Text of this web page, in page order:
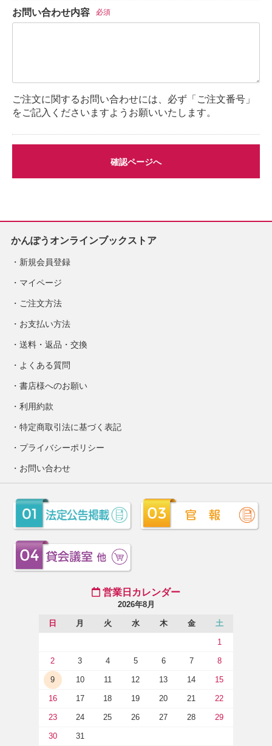
お問い合わせ内容 必須
ご注文に関するお問い合わせには、必ず「ご注文番号」
をご記入くださいますようお願いいたします。
確認ページへ
かんぽうオンラインブックストア
新規会員登録
マイページ
ご注文方法
お支払い方法
送料・返品・交換
よくある質問
書店様へのお願い
利用約款
特定商取引法に基づく表記
プライバシーポリシー
お問い合わせ
営業日カレンダー
2026年8月
日 月 火 水 木 金 土
1
2 3 4 5 6 7 8
9 10 11 12 13 14 15
16 17 18 19 20 21 22
23 24 25 26 27 28 29
30 31